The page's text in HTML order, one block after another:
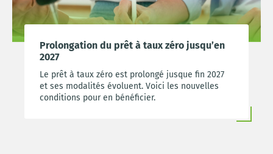
Prolongation du prêt à taux zéro jusqu’en
2027
Le prêt à taux zéro est prolongé jusque fin 2027
et ses modalités évoluent. Voici les nouvelles
conditions pour en bénéficier.